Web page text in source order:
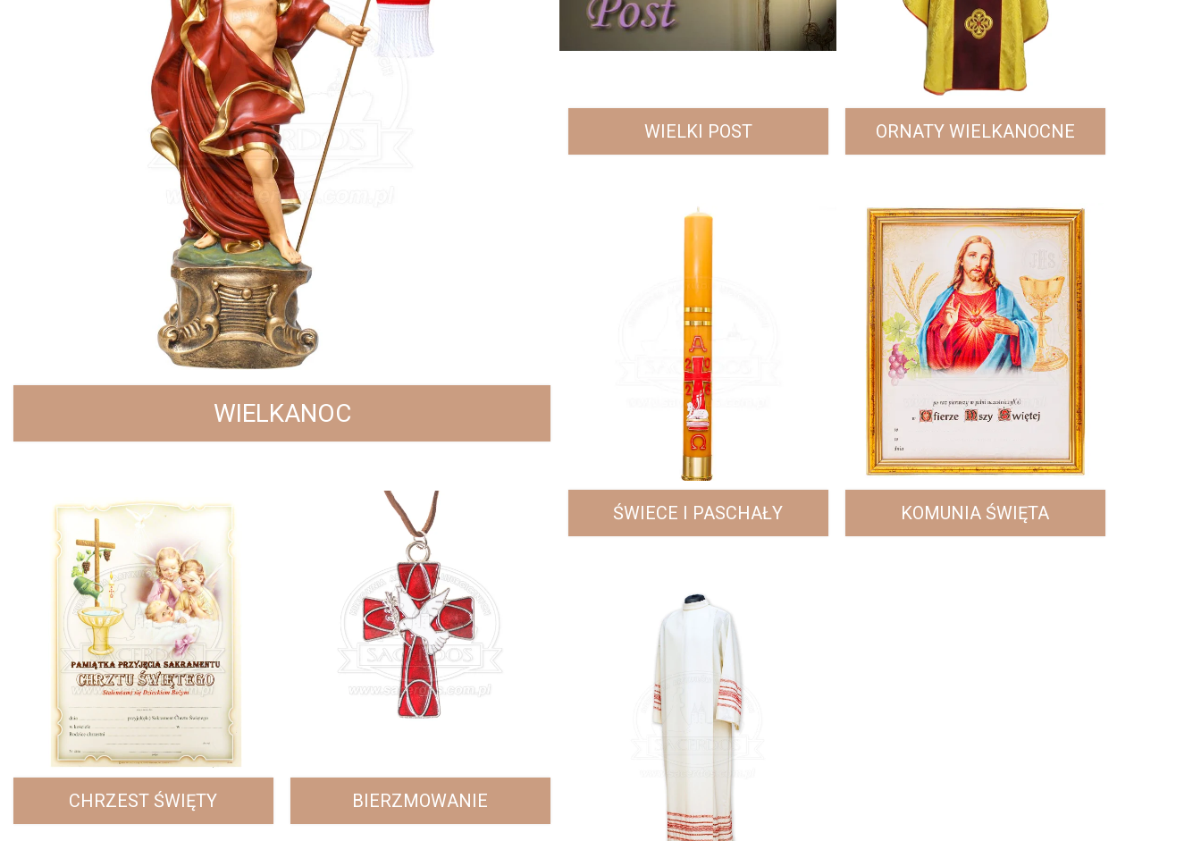
WIELKANOC
WIELKI POST ORNATY WIELKANOCNE
ŚWIECE I PASCHAŁY KOMUNIA ŚWIĘTA
CHRZEST ŚWIĘTY BIERZMOWANIE